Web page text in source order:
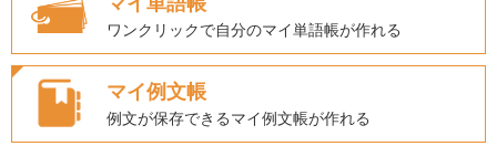
ワンクリックで自分のマイ単語帳が作れる
マイ例文帳
例文が保存できるマイ例文帳が作れる